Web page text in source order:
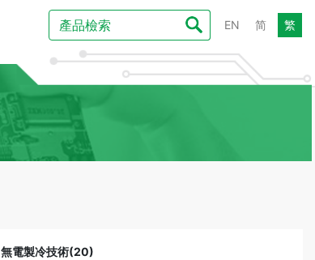
EN 简 繁
無電製冷技術(20)